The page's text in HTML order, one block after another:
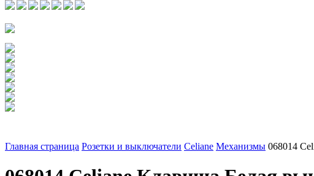
Главная страница Розетки и выключатели Celiane Механизмы 068014